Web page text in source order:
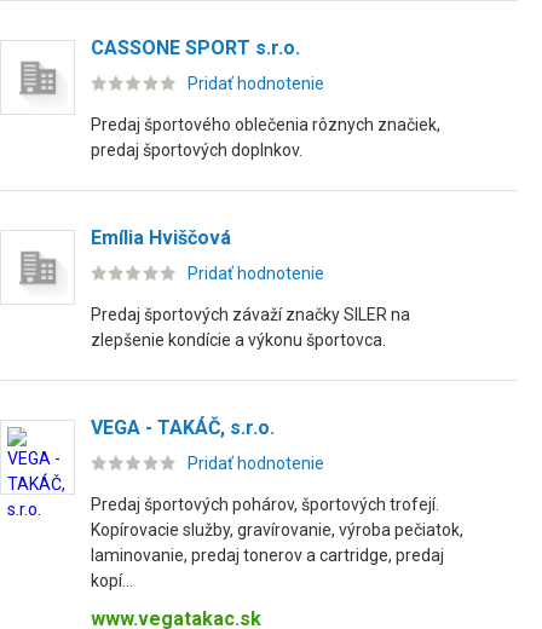
CASSONE SPORT s.r.o.
Pridať hodnotenie
Predaj športového oblečenia rôznych značiek,
predaj športových doplnkov.
Emília Hviščová
Pridať hodnotenie
Predaj športových závaží značky SILER na
zlepšenie kondície a výkonu športovca.
VEGA - TAKÁČ, s.r.o.
Pridať hodnotenie
Predaj športových pohárov, športových trofejí.
Kopírovacie služby, gravírovanie, výroba pečiatok,
laminovanie, predaj tonerov a cartridge, predaj
kopí...
www.vegatakac.sk